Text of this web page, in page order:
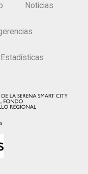
Noticias
Estadísticas